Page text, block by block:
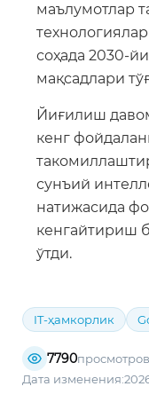
маълумотлар
соҳада 2030-
мақсадлари
Йиғилиш
кенг
сунъий
натижасида
кенгайтириш
ўтди.
IT-ҳамкорлик
7790просмотров
Дата